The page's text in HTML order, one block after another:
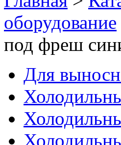
оборудование
под фреш
Для